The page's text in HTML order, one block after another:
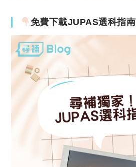
免費下載JUPAS選科指南